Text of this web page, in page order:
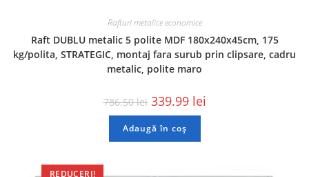
Rafturi metalice economice
Raft DUBLU metalic 5 polite MDF 180x240x45cm, 175
kg/polita, STRATEGIC, montaj fara surub prin clipsare, cadru
metalic, polite maro
786.50lei 339.99 lei
Adaugă în coș
REDUCERI!